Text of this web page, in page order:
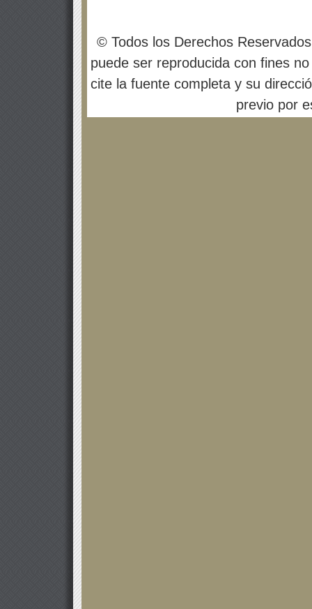
© Todos los Derechos
puede ser reproducida con fines
cite la fuente completa y su
previo por